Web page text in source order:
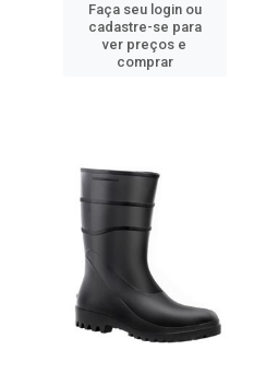
Faça seu login ou
cadastre-se para
ver preços e
comprar